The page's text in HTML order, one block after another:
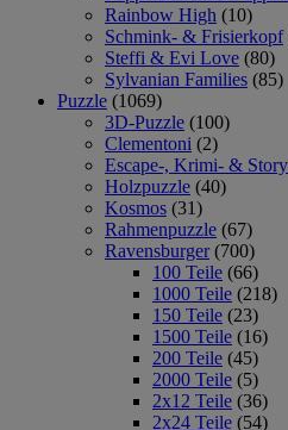
Rainbow High (10)
Schmink- & Frisierkopf
Steffi & Evi Love (80)
Sylvanian Families (85)
Puzzle (1069)
3D-Puzzle (100)
Clementoni (2)
Escape-, Krimi- &
Holzpuzzle (40)
Kosmos (31)
Rahmenpuzzle (67)
Ravensburger (700)
100 Teile (66)
1000 Teile (218)
150 Teile (23)
1500 Teile (16)
200 Teile (45)
2000 Teile (5)
2x12 Teile (36)
2x24 Teile (54)